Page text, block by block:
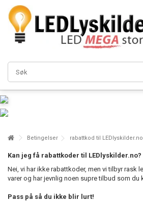
Betingelser rabattkod til LEDlyskilder.no
Kan jeg få rabattkoder til LEDlyskilder.no?
Nei, vi har ikke rabattkoder, men vi tilbyr rask
varer og har jevnlig noen supre tilbud som du
Pass på så du ikke blir lurt!